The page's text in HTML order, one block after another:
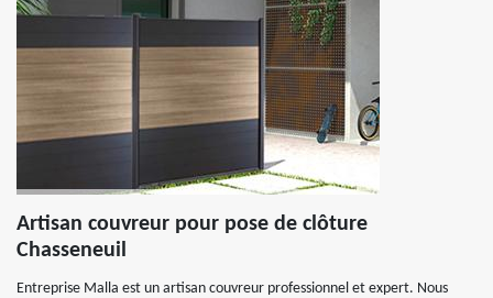
Artisan couvreur pour pose de clôture
Chasseneuil
Entreprise Malla est un artisan couvreur professionnel et expert. Nous